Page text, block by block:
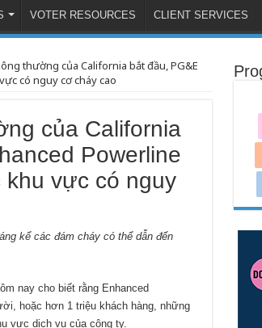
VOTER RESOURCES CLIENT SERVICES
thường của California bắt đầu, PG&E
có nguy cơ cháy cao
của California
Powerline
khu vực có nguy
kể các đám cháy có thể dẫn đến
nay cho biết rằng Enhanced
hoặc hơn 1 triệu khách hàng, những
vực dịch vụ của công ty.